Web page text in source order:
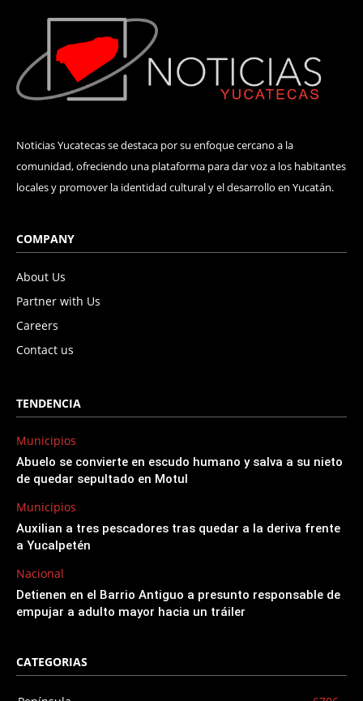
Noticias Yucatecas se destaca por su enfoque cercano a la
comunidad, ofreciendo una plataforma para dar voz a los habitantes
locales y promover la identidad cultural y el desarrollo en Yucatán.
COMPANY
About Us
Partner with Us
Careers
Contact us
TENDENCIA
Municipios
Abuelo se convierte en escudo humano y salva a su nieto
de quedar sepultado en Motul
Municipios
Auxilian a tres pescadores tras quedar a la deriva frente
a Yucalpetén
Nacional
Detienen en el Barrio Antiguo a presunto responsable de
empujar a adulto mayor hacia un tráiler
CATEGORIAS